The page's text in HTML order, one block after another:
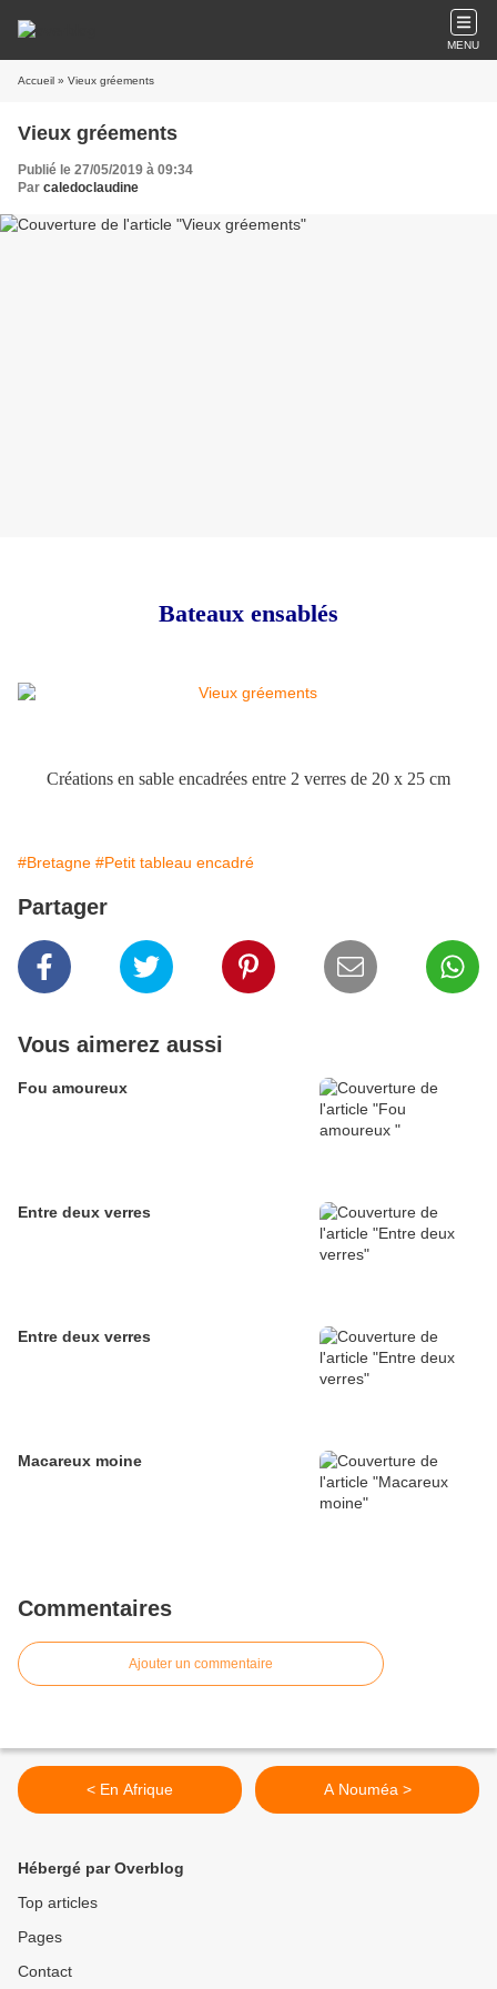
MENU
Accueil » Vieux gréements
Vieux gréements
Publié le 27/05/2019 à 09:34
Par caledoclaudine
Bateaux ensablés
Créations en sable encadrées entre 2 verres de 20 x 25 cm
#Bretagne #Petit tableau encadré
Partager
Vous aimerez aussi
Fou amoureux
Entre deux verres
Entre deux verres
Macareux moine
Commentaires
Ajouter un commentaire
< En Afrique A Nouméa >
Hébergé par Overblog
Top articles
Pages
Contact